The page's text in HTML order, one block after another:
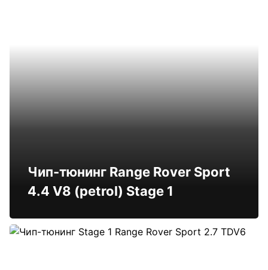
Чип-тюнинг Range Rover Sport
4.4 V8 (petrol) Stage 1